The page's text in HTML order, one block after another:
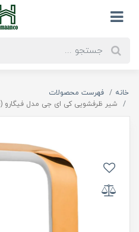
خانه
فهرست محصولات
شیر ظرفشویی کی ای جی مدل فیگارو (K.I.G Figaro)